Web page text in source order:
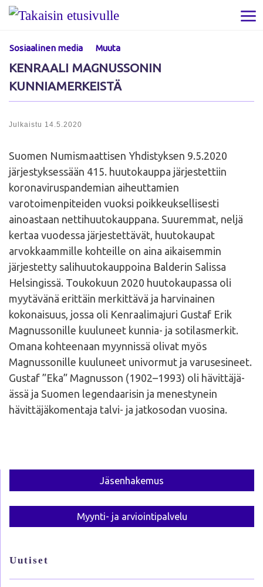
Skip to content
Sosiaalinen media Muuta
KENRAALI MAGNUSSONIN
KUNNIAMERKEISTÄ
Julkaistu 14.5.2020
Suomen Numismaattisen Yhdistyksen 9.5.2020
järjestyksessään 415. huutokauppa järjestettiin
koronaviruspandemian aiheuttamien
varotoimenpiteiden vuoksi poikkeuksellisesti
ainoastaan nettihuutokauppana. Suuremmat, neljä
kertaa vuodessa järjestettävät, huutokaupat
arvokkaammille kohteille on aina aikaisemmin
järjestetty salihuutokauppoina Balderin Salissa
Helsingissä. Toukokuun 2020 huutokaupassa oli
myytävänä erittäin merkittävä ja harvinainen
kokonaisuus, jossa oli Kenraalimajuri Gustaf Erik
Magnussonille kuuluneet kunnia- ja sotilasmerkit.
Omana kohteenaan myynnissä olivat myös
Magnussonille kuuluneet univormut ja varusesineet.
Gustaf ”Eka” Magnusson (1902–1993) oli hävittäjä-
ässä ja Suomen legendaarisin ja menestynein
hävittäjäkomentaja talvi- ja jatkosodan vuosina.
Jäsen­hakemus
Myynti- ja arviointi­palvelu
Uutiset